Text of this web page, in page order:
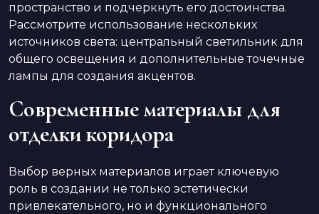
пространство и подчеркнуть его достоинства.
Рассмотрите использование нескольких
источников света: центральный светильник для
общего освещения и дополнительные точечные
лампы для создания акцентов.
Современные материалы для
отделки коридора
Выбор верных материалов играет ключевую
роль в создании не только эстетически
привлекательного, но и функционального